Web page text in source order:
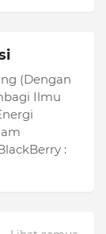
(Dengan
Ilmu
: